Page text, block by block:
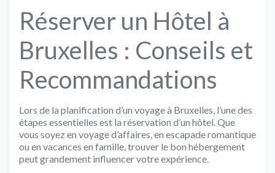
Réserver un Hôtel à
Bruxelles : Conseils et
Recommandations
Lors de la planification d’un voyage à Bruxelles, l’une des
étapes essentielles est la réservation d’un hôtel. Que
vous soyez en voyage d’affaires, en escapade romantique
ou en vacances en famille, trouver le bon hébergement
peut grandement influencer votre expérience.